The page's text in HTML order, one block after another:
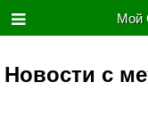
Мой
Новости с